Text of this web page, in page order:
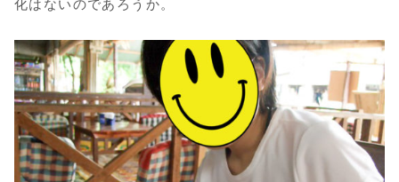
化はないのであろうか。